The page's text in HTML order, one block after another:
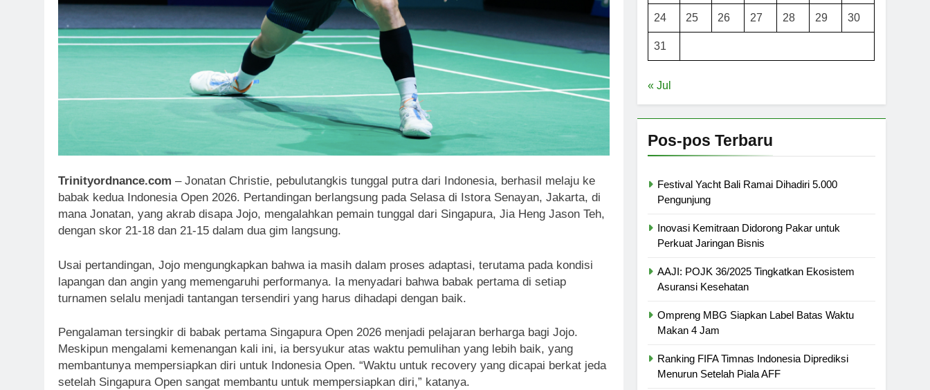
Trinityordnance.com – Jonatan Christie, pebulutangkis tunggal putra dari Indonesia, berhasil melaju ke
babak kedua Indonesia Open 2026. Pertandingan berlangsung pada Selasa di Istora Senayan, Jakarta, di
mana Jonatan, yang akrab disapa Jojo, mengalahkan pemain tunggal dari Singapura, Jia Heng Jason Teh,
dengan skor 21-18 dan 21-15 dalam dua gim langsung.
Usai pertandingan, Jojo mengungkapkan bahwa ia masih dalam proses adaptasi, terutama pada kondisi
lapangan dan angin yang memengaruhi performanya. Ia menyadari bahwa babak pertama di setiap
turnamen selalu menjadi tantangan tersendiri yang harus dihadapi dengan baik.
Pengalaman tersingkir di babak pertama Singapura Open 2026 menjadi pelajaran berharga bagi Jojo.
Meskipun mengalami kemenangan kali ini, ia bersyukur atas waktu pemulihan yang lebih baik, yang
membantunya mempersiapkan diri untuk Indonesia Open. “Waktu untuk recovery yang dicapai berkat jeda
setelah Singapura Open sangat membantu untuk mempersiapkan diri,” katanya.
24 25 26 27 28 29 30
31
« Jul
Pos-pos Terbaru
Festival Yacht Bali Ramai Dihadiri 5.000
Pengunjung
Inovasi Kemitraan Didorong Pakar untuk
Perkuat Jaringan Bisnis
AAJI: POJK 36/2025 Tingkatkan Ekosistem
Asuransi Kesehatan
Ompreng MBG Siapkan Label Batas Waktu
Makan 4 Jam
Ranking FIFA Timnas Indonesia Diprediksi
Menurun Setelah Piala AFF